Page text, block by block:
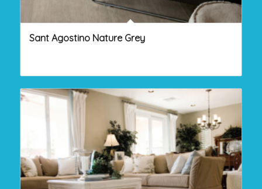
Sant Agostino Nature Grey